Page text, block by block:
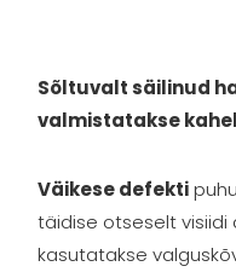
Sõltuvalt säilinud
valmistatakse
Väikese defekti
täidise otseselt visiidi
kasutatakse